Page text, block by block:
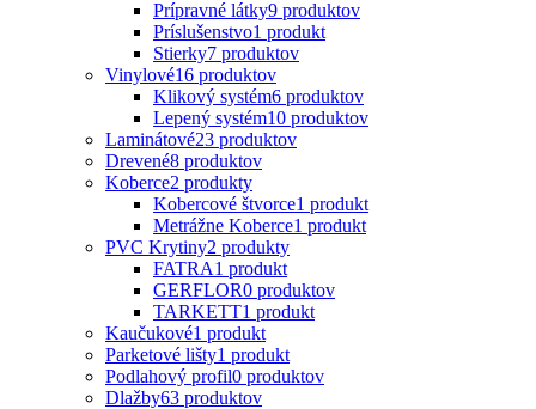
Prípravné látky9 produktov
Príslušenstvo1 produkt
Stierky7 produktov
Vinylové16 produktov
Klikový systém6 produktov
Lepený systém10 produktov
Laminátové23 produktov
Drevené8 produktov
Koberce2 produkty
Kobercové štvorce1 produkt
Metrážne Koberce1 produkt
PVC Krytiny2 produkty
FATRA1 produkt
GERFLOR0 produktov
TARKETT1 produkt
Kaučukové1 produkt
Parketové lišty1 produkt
Podlahový profil0 produktov
Dlažby63 produktov